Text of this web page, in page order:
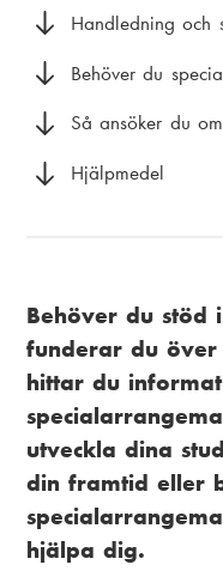
a
m
e
n
u
k
g
Handledning och
Behöver du
Så ansöker du
Hjälpmedel
Behöver du stöd
funderar du
hittar du
utveckla dina
din framtid eller
hjälpa dig.